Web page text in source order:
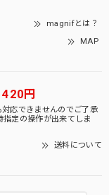
magnifとは？
MAP
円
応できませんのでご了承
定の操作が出来てしま
送料について